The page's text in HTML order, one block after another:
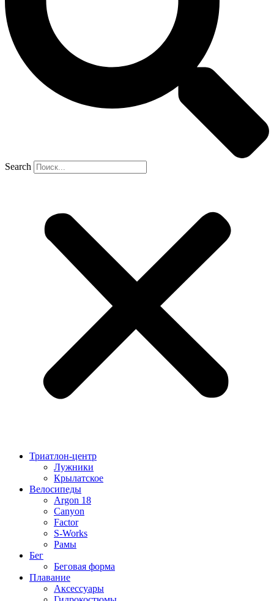
Search
Триатлон-центр
Лужники
Крылатское
Велосипеды
Argon 18
Canyon
Factor
S-Works
Рамы
Бег
Беговая форма
Плавание
Аксессуары